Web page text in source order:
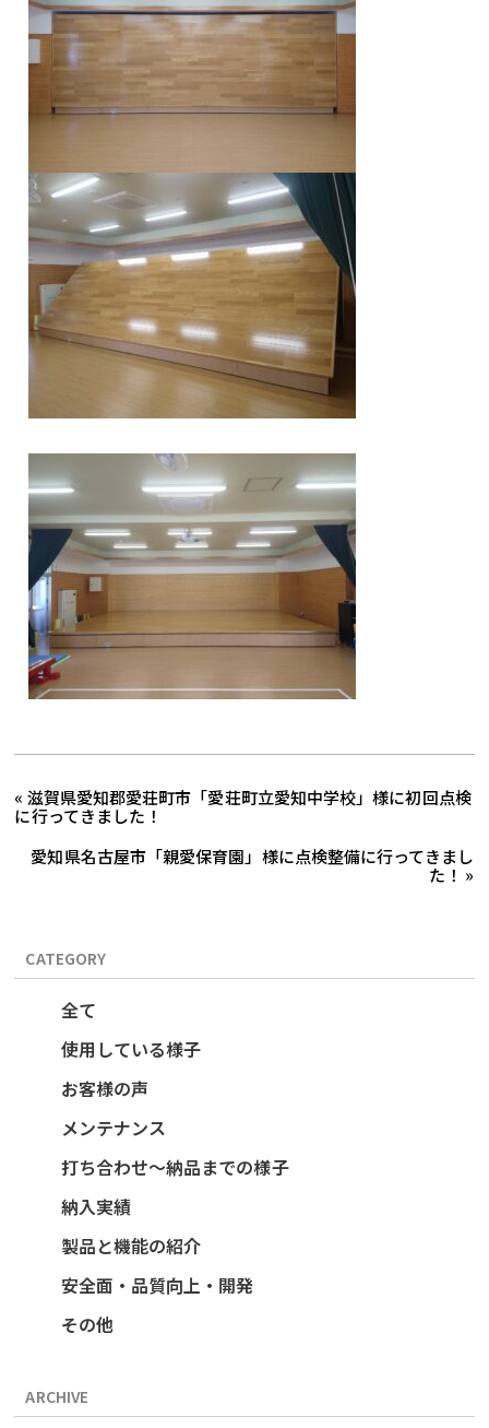
CATEGORY
全て
使用している様子
お客様の声
メンテナンス
打ち合わせ～納品までの様子
納入実績
製品と機能の紹介
安全面・品質向上・開発
その他
ARCHIVE
« 滋賀県愛知郡愛荘町市「愛荘町立愛知中学校」様に初回点検
に行ってきました！
愛知県名古屋市「親愛保育園」様に点検整備に行ってきまし
た！ »